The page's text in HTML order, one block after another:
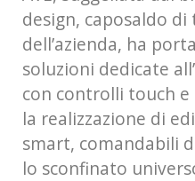
design, caposaldo
dell’azienda, ha
soluzioni dedicate
con controlli touch
la realizzazione di
smart, comandabili
lo sconfinato